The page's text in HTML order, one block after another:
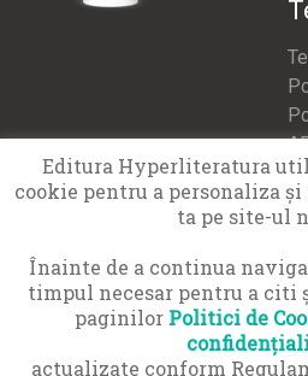
Contact
Editura Hyperliteratura
cookie pentru a personaliza
ta pe site-ul
Înainte de a continua
timpul necesar pentru a
paginilor Politici de
actualizate conform